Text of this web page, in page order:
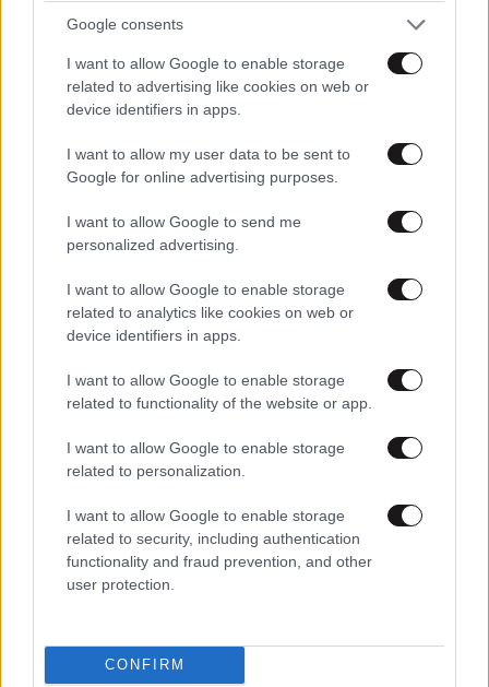
Google consents
I want to allow Google to enable storage
related to advertising like cookies on web or
device identifiers in apps.
I want to allow my user data to be sent to
Google for online advertising purposes.
I want to allow Google to send me
personalized advertising.
I want to allow Google to enable storage
related to analytics like cookies on web or
device identifiers in apps.
I want to allow Google to enable storage
related to functionality of the website or app.
I want to allow Google to enable storage
related to personalization.
I want to allow Google to enable storage
related to security, including authentication
functionality and fraud prevention, and other
user protection.
CONFIRM
ΠΡΟΣΘΕΣΤΕ ΤΟ ΣΧΟΛΙΟ ΣΑΣ
Xαρακτήρες: 0/1000
TRENDING